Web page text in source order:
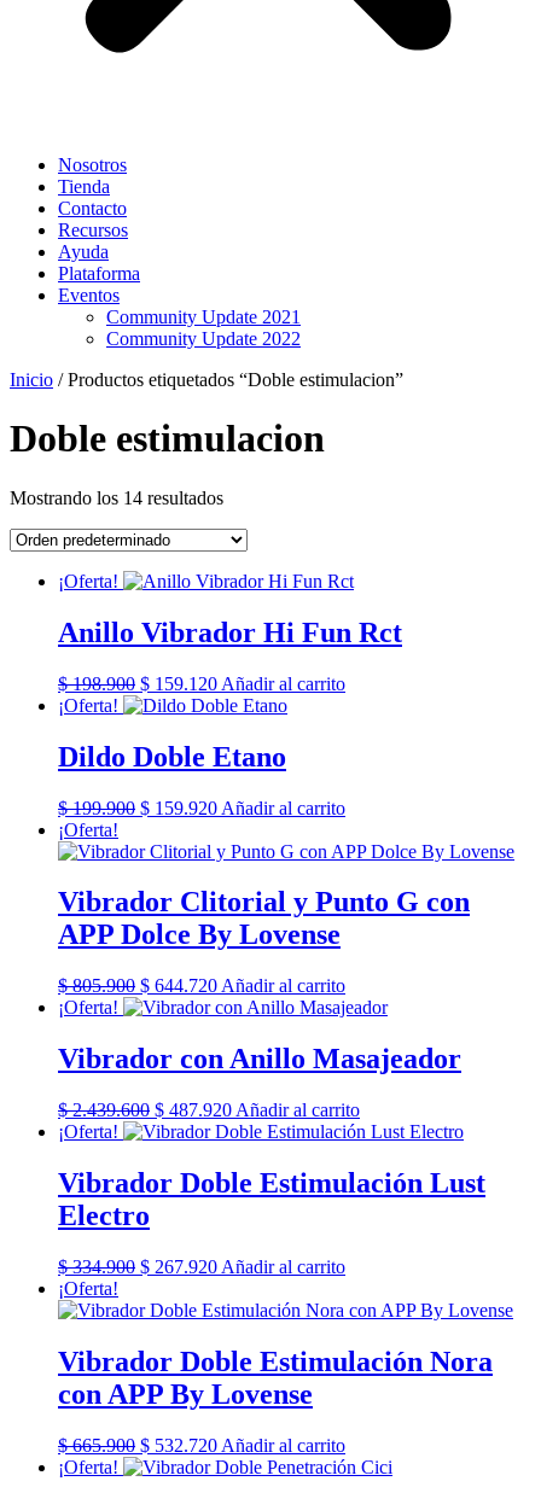
Nosotros
Tienda
Contacto
Recursos
Ayuda
Plataforma
Eventos
Community Update 2021
Community Update 2022
Inicio / Productos etiquetados “Doble estimulacion”
Doble estimulacion
Mostrando los 14 resultados
¡Oferta!
Anillo Vibrador Hi Fun Rct
$198.900 El
precio
era:
$ 198.900.
$ 159.120El
precio
es:
$ 159.120.
Añadir al carrito
¡Oferta!
Dildo Doble Etano
$199.900 El
original
$ 199.900.
$ 159.920El
actual
$ 159.920.
Añadir al carrito
¡Oferta!
Vibrador Clitorial y Punto G con
APP Dolce By Lovense
$805.900 El
precio
era:
$ 805.900.
$ 644.720El
precio
es:
$ 644.720.
Añadir al carrito
¡Oferta!
Vibrador con Anillo Masajeador
$2.439.600 El
precio
era:
$ 2.439.600.
$ 487.920El
precio
es:
$ 487.920.
Añadir al carrito
¡Oferta!
Vibrador Doble Estimulación Lust
Electro
$334.900 El
original
$ 334.900.
$ 267.920El
actual
$ 267.920.
Añadir al carrito
¡Oferta!
Vibrador Doble Estimulación Nora
con APP By Lovense
$665.900 El
precio
$ 532.720El
precio
Añadir al carrito
¡Oferta!